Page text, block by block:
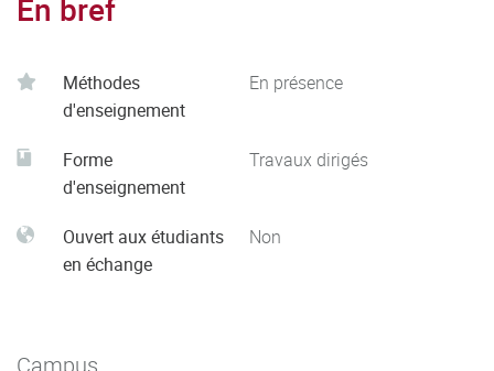
En bref
Méthodes
d'enseignement
En présence
Forme
d'enseignement
Travaux dirigés
Ouvert aux étudiants
en échange
Non
Campus